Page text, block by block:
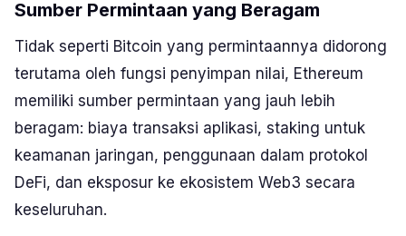
Sumber Permintaan yang Beragam
Tidak seperti Bitcoin yang permintaannya didorong
terutama oleh fungsi penyimpan nilai, Ethereum
memiliki sumber permintaan yang jauh lebih
beragam: biaya transaksi aplikasi, staking untuk
keamanan jaringan, penggunaan dalam protokol
DeFi, dan eksposur ke ekosistem Web3 secara
keseluruhan.